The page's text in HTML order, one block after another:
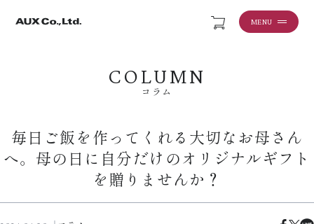
MENU
COLUMN
コラム
毎日ご飯を作ってくれる大切なお母さん
へ。母の日に自分だけのオリジナルギフト
を贈りませんか？